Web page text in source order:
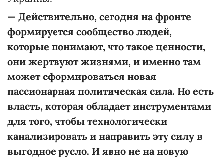
— Действительно, сегодня на фронте
формируется сообщество людей,
которые понимают, что такое ценности,
они жертвуют жизнями, и именно там
может сформироваться новая
пассионарная политическая сила. Но есть
власть, которая обладает инструментами
для того, чтобы технологически
канализировать и направить эту силу в
выгодное русло. И явно не на новую